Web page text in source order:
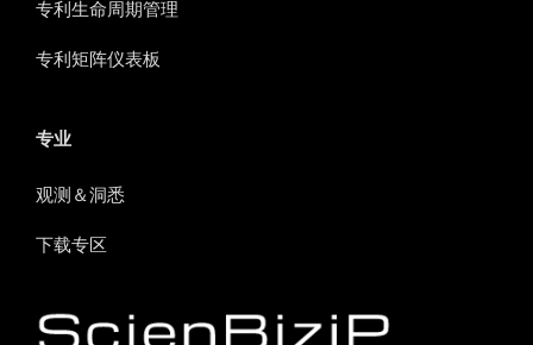
专利生命周期管理
专利矩阵仪表板
专业
观测＆洞悉
下载专区